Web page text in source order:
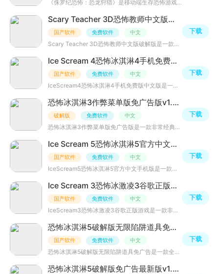
《侏罗纪恐怖：恐龙狩猎》是移动端生存恐怖游戏，玩家要在满是复活恐龙的环境中潜行规划逃生。通过研究巡逻
Scary Teacher 3D恐怖教师中文版破解版v9.5安卓最新版
国产软件 免费软件 中文
Scary Teacher 3D恐怖教师中文版破解版是一款充满刺激与冒险的3D解谜类游戏。游戏中，玩家将扮演一名天才少
下载
Ice Scream 4恐怖冰淇淋4手机免费版中文版v1.3.274 最新版
国产软件 免费软件 中文
IceScream4恐怖冰淇淋4手机免费版中文版是一款非常好玩的冒险逃脱类手游，游戏中玩家需要从邪恶的冰淇淋工厂
下载
恐怖冰淇淋3作弊菜单版免广告版v1.3.2 最新版
破解版 免费软件 中文
恐怖冰淇淋3作弊菜单版免广告版是一款非常经典的恐怖求生类游戏，游戏采用非常恐怖的游戏画风，你需要在游戏
下载
Ice Scream 5恐怖冰淇淋5官方中文手机版v1.3.3 最新版
国产软件 免费软件 中文
IceScream5恐怖冰淇淋5官方中文手机版是一款超好玩的冒险解谜类游戏，这是恐怖冰淇淋第五部曲，在新作当中，
下载
Ice Scream 3恐怖冰激凌3谷歌正版游戏v1.3.2 最新版
国产软件 免费软件 中文
IceScream3恐怖冰激凌3谷歌正版游戏是一款非常好玩的冒险逃脱类游戏，玩家需要逃脱冰淇淋人的追击，整个游戏
下载
恐怖冰淇淋5破解版无限陷阱道具免广告v1.3.3最新修改版
国产软件 免费软件 中文
恐怖冰淇淋5破解版无限陷阱道具免广告是一款全新好玩的冒险解谜类游戏，此版本已破解免广告获得奖励/无限提
下载
恐怖冰淇淋5破解版免广告最新版v1.3.3无敌版